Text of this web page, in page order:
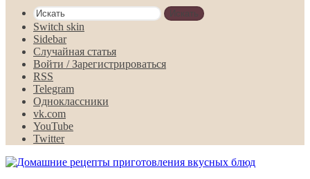
Искать
Switch skin
Sidebar
Случайная статья
Войти / Зарегистрироваться
RSS
Telegram
Одноклассники
vk.com
YouTube
Twitter